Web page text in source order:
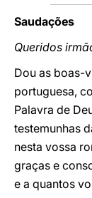
Saudações
Queridos
Dou as boas-
portuguesa,
Palavra de
testemunhas
nesta vossa
graças e
e a quantos